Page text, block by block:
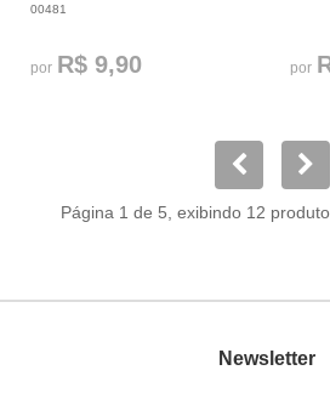
00481
por R$ 9,90 por
Página 1 de 5, exibindo 12
Newsletter